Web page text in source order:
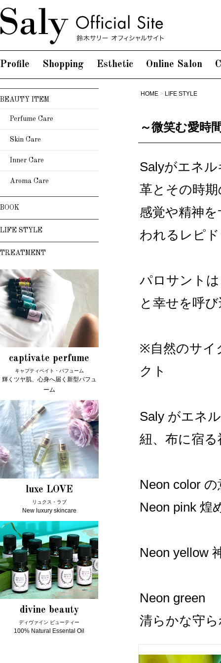
Profile Shopping Esthetic Online Salon
BEAUTY ITEM
Perfume Care
Skin Care
Inner Care
Aroma Care
BOOK
LIFE STYLE
TREATMENT
captivate perfume
キャプティベイト・パフューム
輝くツヤ肌、心身へ届く新型パフュ
ーム
luxe LOVE
リュクス・ラブ
New luxury skincare
divine beauty
ディヴァイン ビューティー
100% Natural Essental Oil
HOME > LIFE STYLE
～微笑む愛時
Salyがエネ
革とその時
感覚や精神
われるレピ
パロサント
と幸せを呼
※自然のサイ
クト
Saly がエネ
紐、布に宿
Neon color の
Neon pink 煌
Neon yellow
Neon green
清らかな守